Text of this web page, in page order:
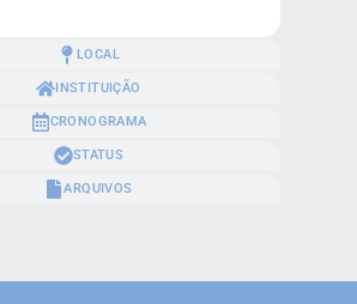
LOCAL
INSTITUIÇÃO
CRONOGRAMA
STATUS
ARQUIVOS